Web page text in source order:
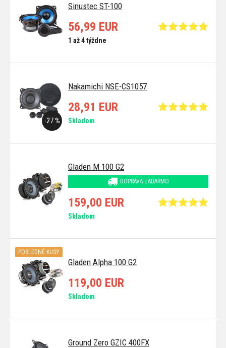
Sinustec ST-100
56,99 EUR
1 až 4 týždne
Nakamichi NSE-CS1057
-27 %
28,91 EUR
Skladom
Gladen M 100 G2
DOPRAVA ZADARMO
159,00 EUR
Skladom
Gladen Alpha 100 G2
POSLEDNÉ KUSY
119,00 EUR
Skladom
Ground Zero GZIC 400FX